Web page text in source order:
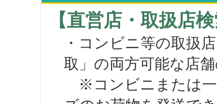
【直営店・取扱店
・コンビニ等の取扱
取」の両方可能な店
※コンビニまたは一